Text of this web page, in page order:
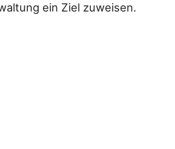
ein Ziel zuweisen.